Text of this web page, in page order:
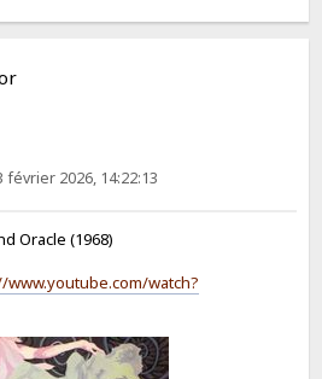
février 2026, 14:22:13
Oracle (1968)
www.youtube.com/watch?